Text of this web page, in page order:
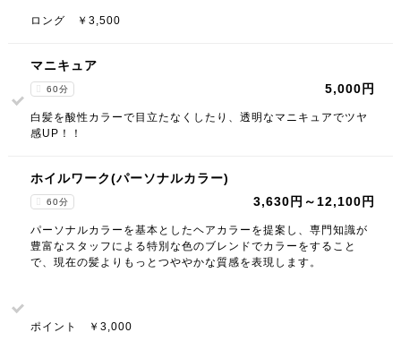
ロング ￥3,500
マニキュア
60分 5,000円
白髪を酸性カラーで目立たなくしたり、透明なマニキュアでツヤ
感UP！！
ホイルワーク(パーソナルカラー)
60分 3,630円～12,100円
パーソナルカラーを基本としたヘアカラーを提案し、専門知識が
豊富なスタッフによる特別な色のブレンドでカラーをすること
で、現在の髪よりもっとつややかな質感を表現します。
ポイント ￥3,000